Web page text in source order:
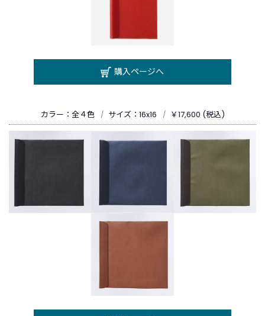
購入ページへ
カラー：全４色 ｜ サイズ：16x16 ｜ ￥17,600 (税込)